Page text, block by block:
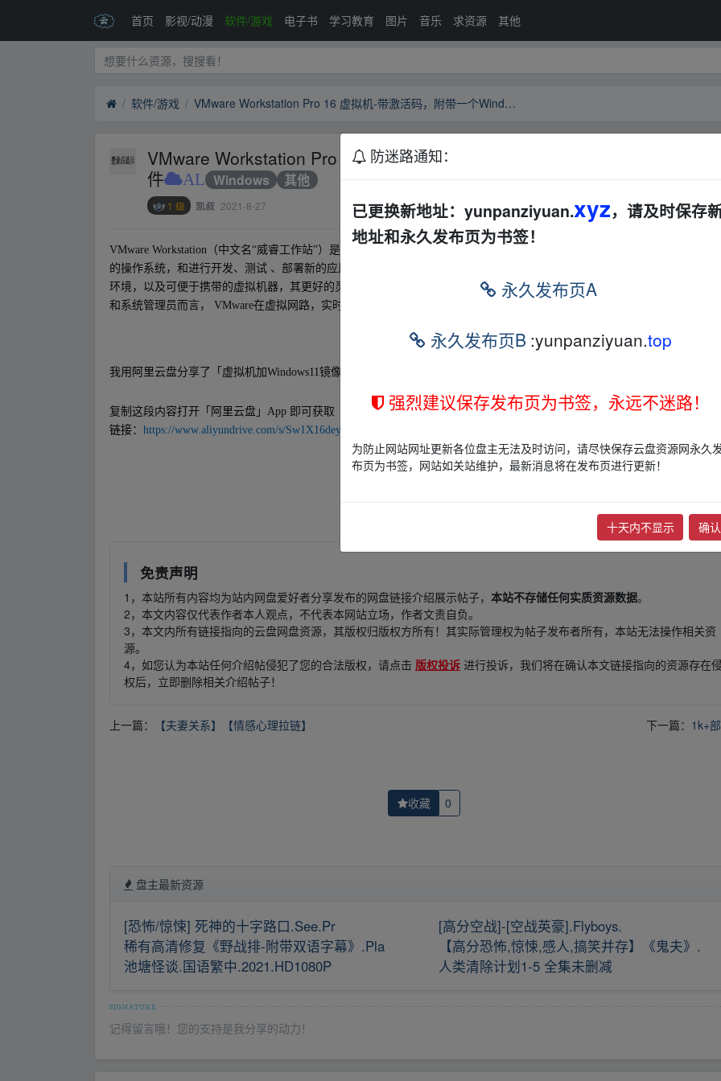
首页 影视/动漫 软件/游戏 电子书 学习教育 图片 音乐 求资源 其他
软件/游戏 VMware Workstation Pro 16 虚拟机-带激活码，附带一个Windows11的镜像文件
VMware Workstation Pro 16 虚拟机-带激活码，附带一个Windows11的镜像
件
AL Windows 其他
1 级 凯叔 2021-8-27
VMware Workstation（中文名“威睿工作站”）是一款功能强大的桌面虚拟计算机软件，提供用户可在单一的桌面上同时运行不
的操作系统，和进行开发、测试 、部署新的应用程序的最佳解决方案。VMware Workstation可在一部实体机器上模拟完整的
环境，以及可便于携带的虚拟机器，其更好的灵活性与先进的技术胜过了市面上其他的虚拟计算机软件。对于企业的 IT开
和系统管理员而言， VMware在虚拟网路，实时快照，拖曳共享文件夹，支持 PXE 等方面的特点使它成为必不可少的工具。
我用 阿里云盘分享了「虚拟机加Windows11镜像」，你可以不限速下载
复制这段内容打开「 阿里云盘」App 即可获取
链接： https://www.aliyundrive.com/s/Sw1X16deyuW
免责声明
1，本站所有内容均为站内网盘爱好者分享发布的网盘链接介绍展示帖子， 本站不存储任何实质资源数据。
2，本文内容仅代表作者本人观点，不代表本网站立场，作者文责自负。
3，本文内所有链接指向的云盘网盘资源，其版权归版权方所有！其实际管理权为帖子发布者所有，本站无法操作相关资
源。
4，如您认为本站任何介绍帖侵犯了您的合法版权，请点击 版权投诉 进行投诉，我们将在确认本文链接指向的资源存在
权后，立即删除相关介绍帖子！
上一篇： 【夫妻关系】【情感心理拉链】 下一篇： 1k+
收藏 0
盘主最新资源
[恐怖/惊悚] 死神的十字路口.See.Pr
[高分空战]-[空战英豪].Flyboys.
稀有高清修复《野战排-附带双语字幕》.Pla
【高分恐怖,惊悚,感人,搞笑并存】《鬼夫》.
池塘怪谈.国语繁中.2021.HD1080P
人类清除计划1-5 全集未删减
记得留言哦！您的支持是我分享的动力！
防迷路通知：
已更换新地址：yunpanziyuan.xyz，请及时保存
地址和永久发布页为书签！
永久发布页A
永久发布页B :yunpanziyuan.top
强烈建议保存发布页为书签，永远不迷路！
为防止网站网址更新各位盘主无法及时访问，请尽快保存云盘资源网永久
布页为书签，网站如关站维护，最新消息将在发布页进行更新！
十天内不显示 确认